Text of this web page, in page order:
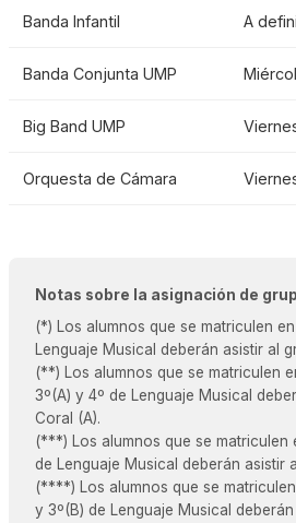
Banda Infantil A
Banda Conjunta UMP
Big Band UMP
Orquesta de Cámara
Notas sobre la asignación de
(*) Los alumnos que se matriculen
Lenguaje Musical deberán asistir al
(**) Los alumnos que se matriculen
3º(A) y 4º de Lenguaje Musical
Coral (A).
(***) Los alumnos que se matriculen
de Lenguaje Musical deberán asistir
(****) Los alumnos que se
y 3º(B) de Lenguaje Musical